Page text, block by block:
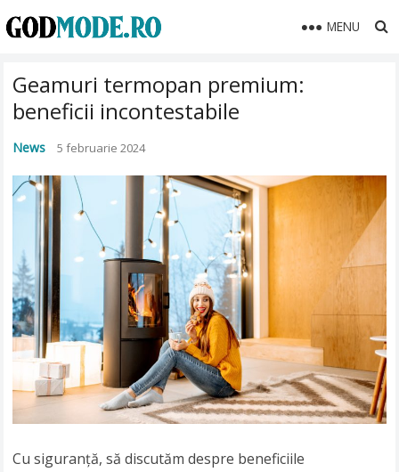
MENU
Geamuri termopan premium:
beneficii incontestabile
News 5 februarie 2024
Cu siguranță, să discutăm despre beneficiile